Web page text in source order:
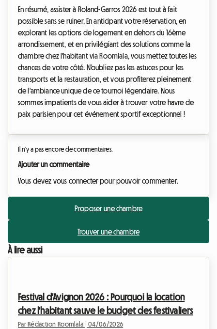
En résumé, assister à Roland-Garros 2026 est tout à fait
possible sans se ruiner. En anticipant votre réservation, en
explorant les options de logement en dehors du 16ème
arrondissement, et en privilégiant des solutions comme la
chambre chez l'habitant via Roomlala, vous mettez toutes les
chances de votre côté. N'oubliez pas les astuces pour les
transports et la restauration, et vous profiterez pleinement
de l'ambiance unique de ce tournoi légendaire. Nous
sommes impatients de vous aider à trouver votre havre de
paix parisien pour cet événement sportif exceptionnel !
Il n'y a pas encore de commentaires.
Ajouter un commentaire
Vous devez vous connecter pour pouvoir commenter.
Proposer une chambre
Trouver une chambre
À lire aussi
Festival d'Avignon 2026 : Pourquoi la location
chez l'habitant sauve le budget des festivaliers
Par Rédaction Roomlala 04/06/2026